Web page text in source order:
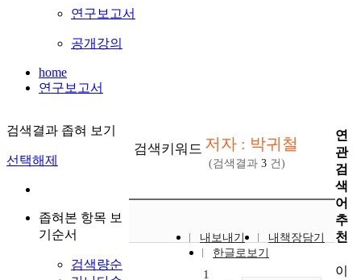
연구보고서
공개강의
home
연구보고서
검색결과 좁혀 보기
선택해제
좁혀본 항목 보
기순서
검색량순
검색키워드 저자 : 박귀철
(검색결과 3 건)
내보내기
내책장담기
한글로보기
1
연
관
검
색
어
추
천
이